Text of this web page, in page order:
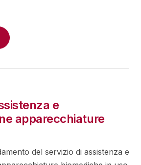
e
apparecchiature
del servizio di assistenza e